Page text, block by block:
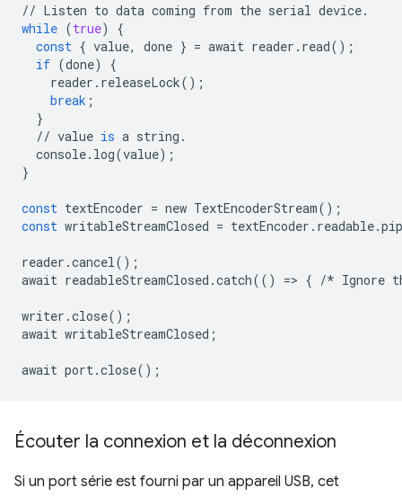
// Listen to data coming from the serial device.
while (true)
{
const { value, done } = await reader . read();
if (done)
{
reader . releaseLock();
break ;
}
// value is a string .
console. log(value);
}
const textEncoder = new TextEncoderStream();
const writableStreamClosed = textEncoder . readable.
reader .cancel();
await readableStreamClosed .catch(() => { /* Ignore
writer .close();
await writableStreamClosed ;
await port.close();
Écouter la connexion et la déconnexion
Si un port série est fourni par un appareil USB, cet